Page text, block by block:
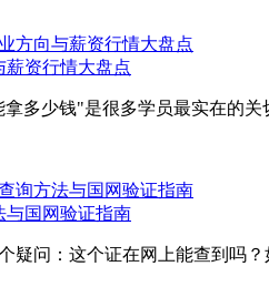
薪资行情大盘点
多少钱"是很多学员最实在的
与国网验证指南
疑问：这个证在网上能查到吗